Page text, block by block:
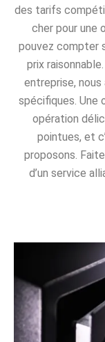
des tarifs
cher pour une
pouvez compter
prix
entreprise,
spécifiques.
opération
pointues, et
proposons.
d’un service